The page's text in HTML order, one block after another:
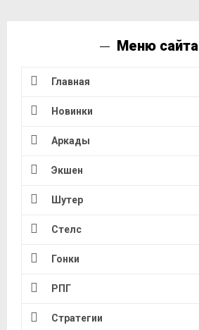
Меню сайта
Главная
Новинки
Аркады
Экшен
Шутер
Стелс
Гонки
РПГ
Стратегии